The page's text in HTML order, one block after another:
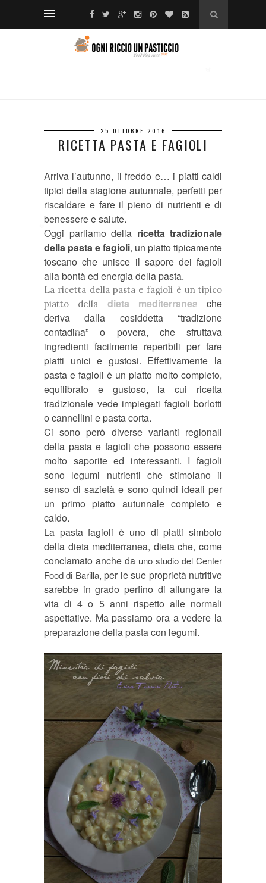
25 OTTOBRE 2016
RICETTA PASTA E FAGIOLI
Arriva l’autunno, il freddo e… i piatti caldi
tipici della stagione autunnale, perfetti per
riscaldare e fare il pieno di nutrienti e di
benessere e salute.
Oggi parliamo della ricetta tradizionale
della pasta e fagioli, un piatto tipicamente
toscano che unisce il sapore dei fagioli
alla bontàed energia della pasta.
La ricetta della pasta e fagioli è un tipico
piatto della
dieta mediterranea
che
deriva dalla cosiddetta “tradizione
contadina” o povera, che sfruttava
ingredienti facilmente reperibili per fare
piatti unici e gustosi. Effettivamente la
pasta e fagioli è un piatto molto completo,
equilibrato e gustoso, la cui ricetta
tradizionale vede impiegati fagioli borlotti
o cannellini e pasta corta.
Ci sono però diverse varianti regionali
della pasta e fagioli che possono essere
molto saporite ed interessanti. I fagioli
sono legumi nutrienti che stimolano il
senso di sazietàe sono quindi ideali per
un primo piatto autunnale completo e
caldo.
La pasta fagioli è uno di piatti simbolo
della dieta mediterranea, dieta che, come
conclamato anche da uno studio del Center
Food di Barilla, per le sue proprietà nutritive
sarebbe in grado perfino di allungare la
vita di 4 o 5 anni rispetto alle normali
aspettative. Ma passiamo ora a vedere la
preparazione della pasta con legumi.
❅
❅
*
❆
❆
❆
*
❆
❅
❅
*